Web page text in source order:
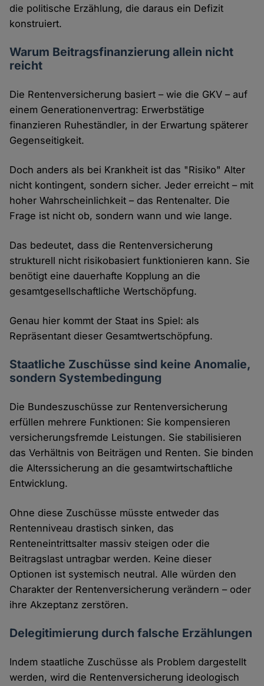
die politische Erzählung, die daraus ein Defizit
konstruiert.
Warum Beitragsfinanzierung allein nicht
reicht
Die Rentenversicherung basiert – wie die GKV – auf
einem Generationenvertrag: Erwerbstätige
finanzieren Ruheständler, in der Erwartung späterer
Gegenseitigkeit.
Doch anders als bei Krankheit ist das "Risiko" Alter
nicht kontingent, sondern sicher. Jeder erreicht – mit
hoher Wahrscheinlichkeit – das Rentenalter. Die
Frage ist nicht ob, sondern wann und wie lange.
Das bedeutet, dass die Rentenversicherung
strukturell nicht risikobasiert funktionieren kann. Sie
benötigt eine dauerhafte Kopplung an die
gesamtgesellschaftliche Wertschöpfung.
Genau hier kommt der Staat ins Spiel: als
Repräsentant dieser Gesamtwertschöpfung.
Staatliche Zuschüsse sind keine Anomalie,
sondern Systembedingung
Die Bundeszuschüsse zur Rentenversicherung
erfüllen mehrere Funktionen: Sie kompensieren
versicherungsfremde Leistungen. Sie stabilisieren
das Verhältnis von Beiträgen und Renten. Sie binden
die Alterssicherung an die gesamtwirtschaftliche
Entwicklung.
Ohne diese Zuschüsse müsste entweder das
Rentenniveau drastisch sinken, das
Renteneintrittsalter massiv steigen oder die
Beitragslast untragbar werden. Keine dieser
Optionen ist systemisch neutral. Alle würden den
Charakter der Rentenversicherung verändern – oder
ihre Akzeptanz zerstören.
Delegitimierung durch falsche Erzählungen
Indem staatliche Zuschüsse als Problem dargestellt
werden, wird die Rentenversicherung ideologisch